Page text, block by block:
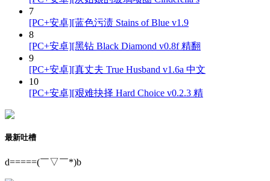
7
[PC+安卓][蓝色污渍 Stains of Blue v1.9
8
[PC+安卓][黑钻 Black Diamond v0.8f 精翻
9
[PC+安卓][真丈夫 True Husband v1.6a 中文
10
[PC+安卓][艰难抉择 Hard Choice v0.2.3 精
最新吐槽
d=====(￣▽￣*)b